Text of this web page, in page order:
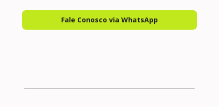
Fale Conosco via WhatsApp